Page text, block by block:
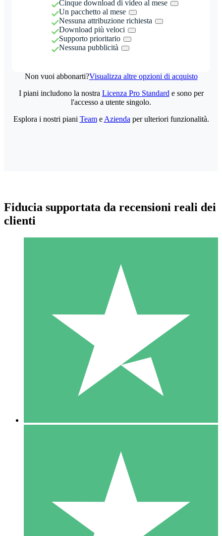
Cinque download di video al mese
Un pacchetto al mese
Nessuna attribuzione richiesta
Download più veloci
Supporto prioritario
Nessuna pubblicità
Non vuoi abbonarti?Visualizza altre opzioni di acquisto
Pacchetti di Crediti Individuali
Paga a consumo con crediti di download. Nessun impegno
1 Download
10
US$1500
10 Download
20
I piani includono la nostra Licenza Pro Standard e sono per
l'accesso a utente singolo.
Esplora i nostri piani Teame Azienda per ulteriori funzionalità.
Fiducia supportata da recensioni reali dei
clienti